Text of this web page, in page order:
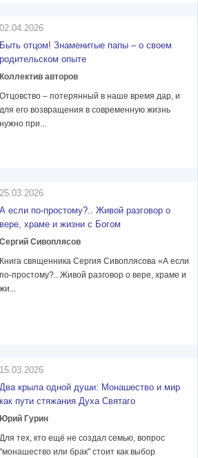
02.04.2026
Быть отцом! Знаменитые папы – о своем
родительском опыте
Коллектив авторов
Отцовство – потерянный в наше время дар, и
для его возвращения в современную жизнь
нужно при...
25.03.2026
А если по-простому?.. Живой разговор о
вере, храме и жизни с Богом
Сергий Сивоплясов
Книга священника Сергия Сивоплясова «А если
по-простому?.. Живой разговор о вере, храме и
жи...
15.03.2026
Два крыла одной души: Монашество и мир
как пути стяжания Духа Святаго
Юрий Гурин
Для тех, кто ещё не создал семью, вопрос
"монашество или брак" стоит как выбор